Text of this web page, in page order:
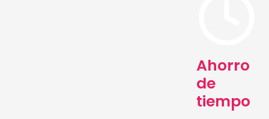
Ahorro
de
tiempo